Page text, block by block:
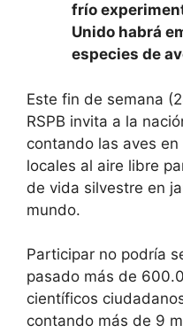
frío
Unido habrá
especies de
Este fin de semana
RSPB invita a la
contando las aves
locales al aire libre
de vida silvestre en
mundo.
Participar no podría
pasado más de
científicos
contando más de 9